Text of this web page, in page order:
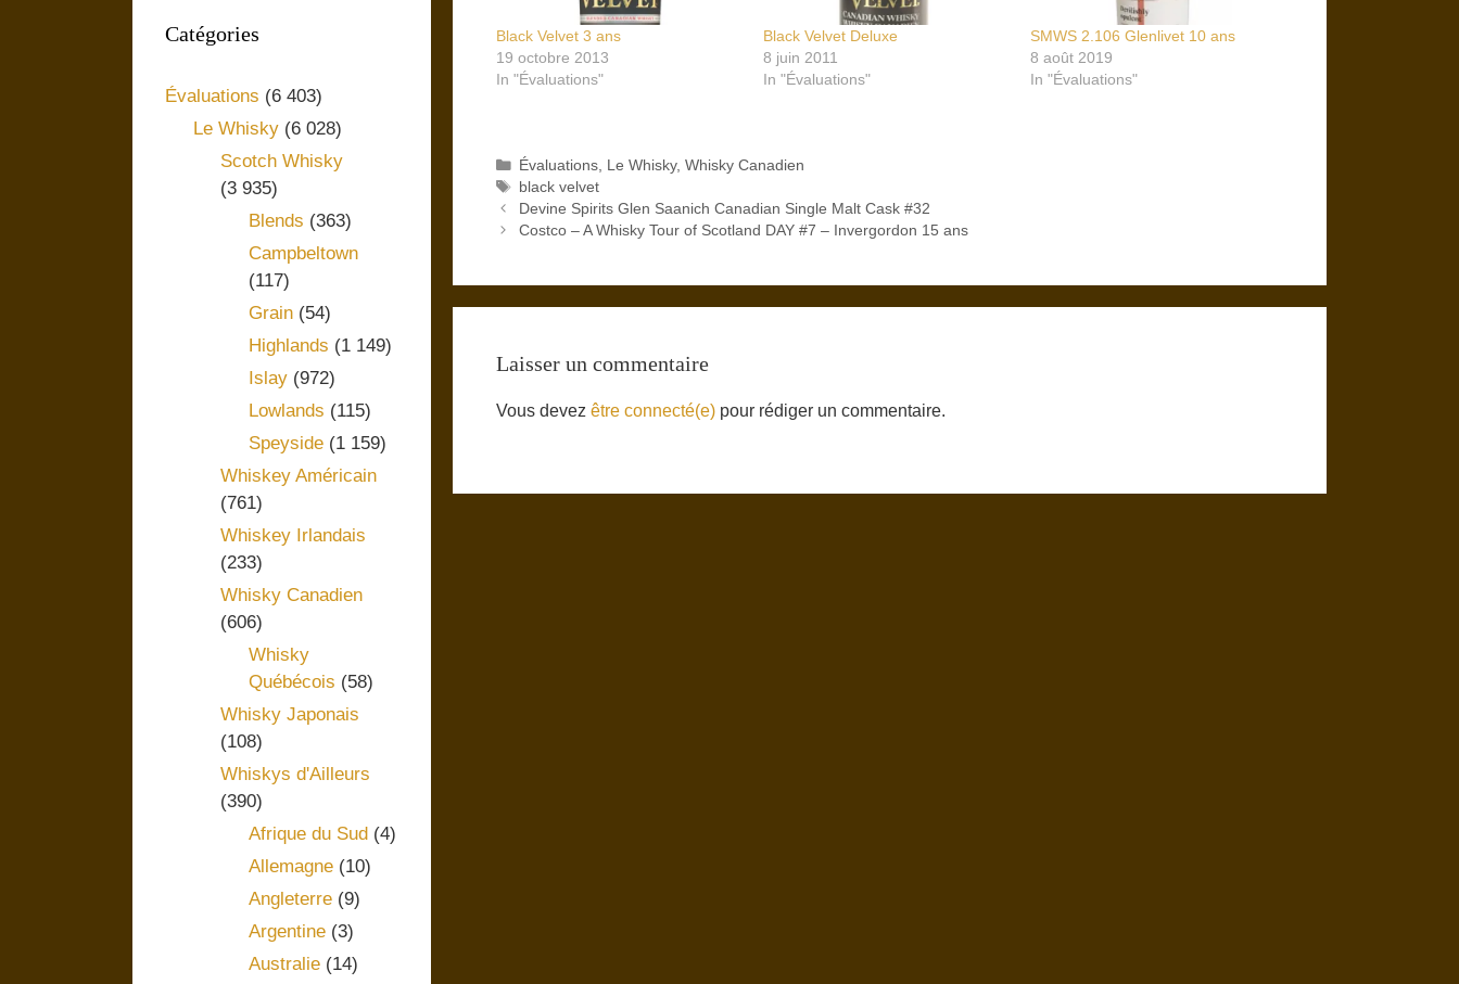
Black Velvet 3 ans
19 octobre 2013
In "Évaluations"
Black Velvet Deluxe
8 juin 2011
In "Évaluations"
SMWS 2.106 Glenlivet 10 ans
8 août 2019
In "Évaluations"
Catégories
Évaluations Le Whisky,Whisky Canadien
Étiquettes
black velvet
Devine Spirits Glen Saanich Canadian Single Malt Cask #32
Costco – A Whisky Tour of Scotland DAY #7 – Invergordon 15 ans
Laisser un commentaire
Vous devez être connecté(e) pour rédiger un commentaire.
Catégories
Évaluations (6 403)
Le Whisky(6 028)
Scotch Whisky
(3 935)
Blends (363)
Campbeltown
(117)
Grain(54)
Highlands (1 149)
Islay(972)
Lowlands (115)
Speyside(1 159)
Whiskey Américain
(761)
Whiskey Irlandais
(233)
Whisky Canadien
(606)
Whisky
Québécois (58)
Whisky Japonais
(108)
Whiskys d'Ailleurs
(390)
Afrique du Sud(4)
Allemagne(10)
Angleterre(9)
Argentine(3)
Australie(14)